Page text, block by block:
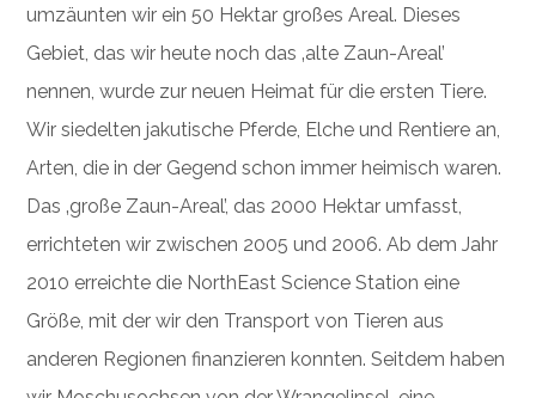
umzäunten wir ein 50 Hektar großes Areal. Dieses
Gebiet, das wir heute noch das ‚alte Zaun-Areal’
nennen, wurde zur neuen Heimat für die ersten Tiere.
Wir siedelten jakutische Pferde, Elche und Rentiere an,
Arten, die in der Gegend schon immer heimisch waren.
Das ‚große Zaun-Areal’, das 2000 Hektar umfasst,
errichteten wir zwischen 2005 und 2006. Ab dem Jahr
2010 erreichte die NorthEast Science Station eine
Größe, mit der wir den Transport von Tieren aus
anderen Regionen finanzieren konnten. Seitdem haben